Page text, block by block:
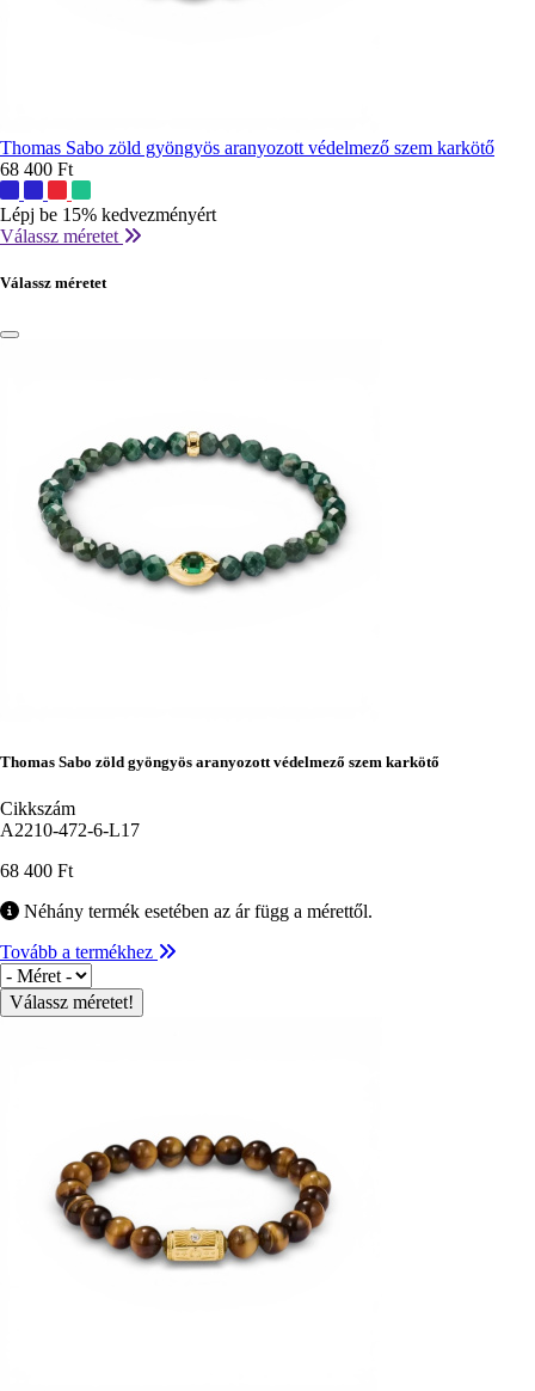
Thomas Sabo zöld gyöngyös aranyozott védelmező szem karkötő
68 400 Ft
színek:
Lépj be 15% kedvezményért
Válassz méretet
Válassz méretet
Thomas Sabo zöld gyöngyös aranyozott védelmező szem karkötő
Cikkszám
A2210-472-6-L17
68 400 Ft
Néhány termék esetében az ár függ a mérettől.
Tovább a termékhez
Méret